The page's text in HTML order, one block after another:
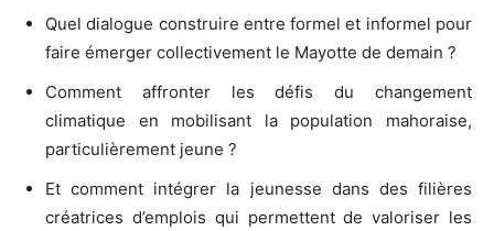
Quel dialogue construire entre formel et informel pour
faire émerger collectivement le Mayotte de demain ?
Comment affronter les défis du changement
climatique en mobilisant la population mahoraise,
particulièrement jeune ?
Et comment intégrer la jeunesse dans des filières
créatrices d’emplois qui permettent de valoriser les